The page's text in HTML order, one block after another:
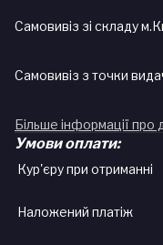
Самовивіз зі складу
Самовивіз з точки
Більше інформації про
Умови оплати:
Кур'єру при отриманні
Наложений платіж